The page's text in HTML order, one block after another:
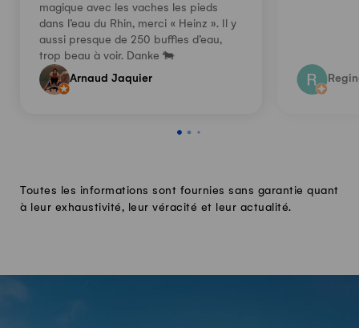
magique avec les vaches les pieds
dans l’eau du Rhin, merci « Heinz ». Il y
aussi presque de 250 buffles d’eau,
trop beau à voir. Danke 🐄
Arnaud Jaquier
Toutes les informations sont fournies sans garantie quant
à leur exhaustivité, leur véracité et leur actualité.